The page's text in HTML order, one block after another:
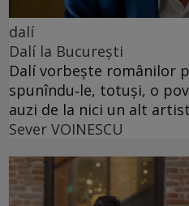
dalí
Dalí la București
Dalí vorbește românilor
spunîndu‑le, totuși, o
auzi de la nici un alt
Sever VOINESCU